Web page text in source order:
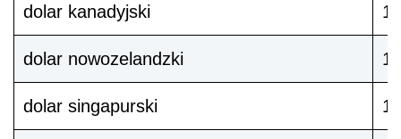
dolar kanadyjski 1
dolar nowozelandzki 1
dolar singapurski 1